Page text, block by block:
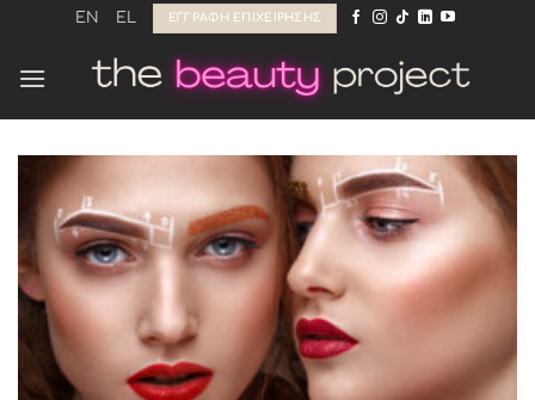
Μετάβαση
περιεχόμενο
EN EL ΕΓΓΡΑΦΉ ΕΠΙΧΕΊΡΗΣΗΣ